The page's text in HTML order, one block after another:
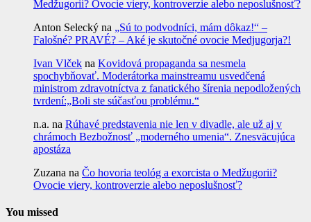
Medžugorii? Ovocie viery, kontroverzie alebo neposlušnosť?
Anton Selecký na „Sú to podvodníci, mám dôkaz!“ –
Falošné? PRAVÉ? – Aké je skutočné ovocie Medjugorja?!
Ivan Vlček na Kovidová propaganda sa nesmela
spochybňovať. Moderátorka mainstreamu usvedčená
ministrom zdravotníctva z fanatického šírenia nepodložených
tvrdení:„Boli ste súčasťou problému.“
n.a. na Rúhavé predstavenia nie len v divadle, ale už aj v
chrámoch Bezbožnosť „moderného umenia“. Znesväcujúca
apostáza
Zuzana na Čo hovoria teológ a exorcista o Medžugorii?
Ovocie viery, kontroverzie alebo neposlušnosť?
You missed